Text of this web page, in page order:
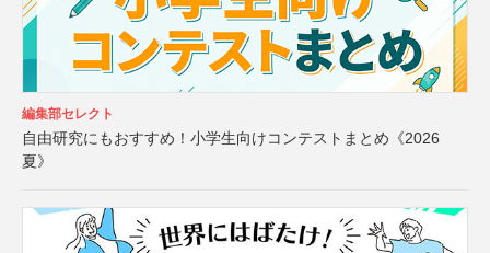
編集部セレクト
自由研究にもおすすめ！小学生向けコンテストまとめ《2026
夏》